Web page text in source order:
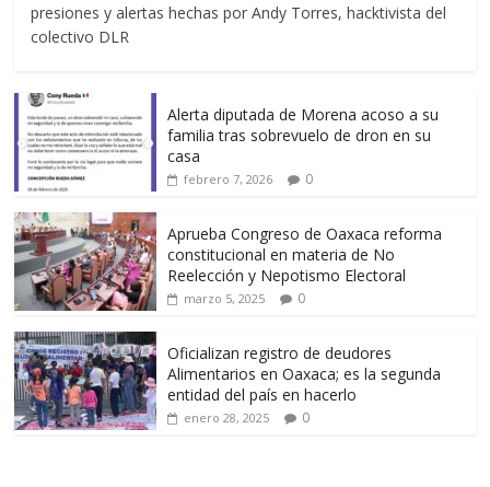
presiones y alertas hechas por Andy Torres, hacktivista del
colectivo DLR
Alerta diputada de Morena acoso a su
familia tras sobrevuelo de dron en su
casa
febrero 7, 2026 0
Aprueba Congreso de Oaxaca reforma
constitucional en materia de No
Reelección y Nepotismo Electoral
marzo 5, 2025 0
Oficializan registro de deudores
Alimentarios en Oaxaca; es la segunda
entidad del país en hacerlo
enero 28, 2025 0